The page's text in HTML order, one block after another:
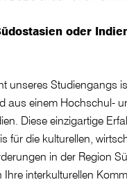
oder
unseres Studiengangs
aus einem Hochschul-
Diese einzigartige
für die kulturellen,
in der Region
Ihre interkulturellen